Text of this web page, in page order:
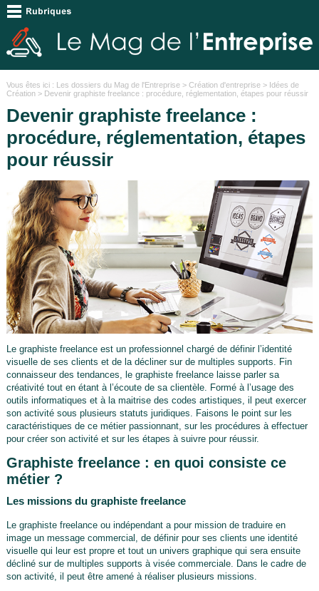
Vous êtes ici : Les dossiers du Mag de l'Entreprise> Création d'entreprise> Idées de
Création> Devenir graphiste freelance : procédure, réglementation, étapes pour réussir
Devenir graphiste freelance :
procédure, réglementation, étapes
pour réussir
Le graphiste freelance est un professionnel chargé de définir l’identité
visuelle de ses clients et de la décliner sur de multiples supports. Fin
connaisseur des tendances, le graphiste freelance laisse parler sa
créativité tout en étant à l’écoute de sa clientèle. Formé à l’usage des
outils informatiques et à la maitrise des codes artistiques, il peut exercer
son activité sous plusieurs statuts juridiques. Faisons le point sur les
caractéristiques de ce métier passionnant, sur les procédures à effectuer
pour créer son activité et sur les étapes à suivre pour réussir.
Graphiste freelance : en quoi consiste ce
métier ?
Les missions du graphiste freelance
Le graphiste freelance ou indépendant a pour mission de traduire en
image un message commercial, de définir pour ses clients une identité
visuelle qui leur est propre et tout un univers graphique qui sera ensuite
décliné sur de multiples supports à visée commerciale. Dans le cadre de
son activité, il peut être amené à réaliser plusieurs missions.